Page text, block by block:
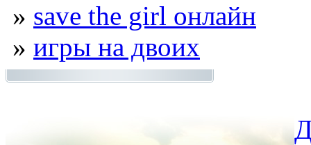
» save the girl онлайн
» игры на двоих